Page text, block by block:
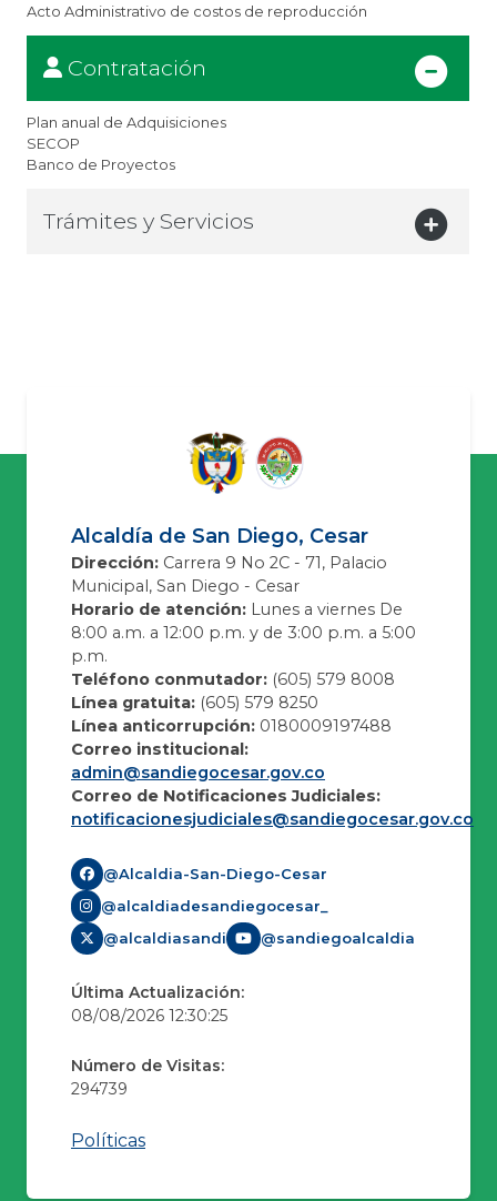
Acto Administrativo de costos de reproducción
Contratación
Plan anual de Adquisiciones
SECOP
​Banco de Proyectos​
Trámites y Servicios
Alcaldía de San Diego, Cesar
Dirección: Carrera 9 No 2C - 71, Palacio
Municipal, San Diego - Cesar
Horario de atención: Lunes a viernes De
8:00 a.m. a 12:00 p.m. y de 3:00 p.m. a 5:00
p.m.
Teléfono conmutador: (605) 579 8008
Línea gratuita: (605) 579 8250
Línea anticorrupción: 0180009197488
Correo institucional:
admin@sandiegocesar.gov.co
Correo de Notificaciones Judiciales:
notificacionesjudiciales@sandiegocesar.gov.co
@Alcaldia-San-Diego-Cesar
@alcaldiadesandiegocesar_
@alcaldiasandi
@sandiegoalcaldia
Última Actualización:
08/08/2026 12:30:25
Número de Visitas:
294739
Políticas